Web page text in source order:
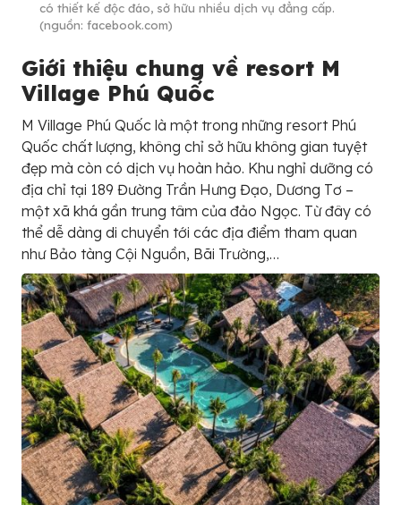
có thiết kế độc đáo, sở hữu nhiều dịch vụ đẳng cấp.
(nguồn: facebook.com)
Giới thiệu chung về resort M
Village Phú Quốc
M Village Phú Quốc là một trong những resort Phú
Quốc chất lượng, không chỉ sở hữu không gian tuyệt
đẹp mà còn có dịch vụ hoàn hảo. Khu nghỉ dưỡng có
địa chỉ tại 189 Đường Trần Hưng Đạo, Dương Tơ –
một xã khá gần trung tâm của đảo Ngọc. Từ đây có
thể dễ dàng di chuyển tới các địa điểm tham quan
như Bảo tàng Cội Nguồn, Bãi Trường,…